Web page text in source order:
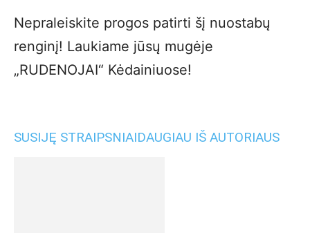
Nepraleiskite progos patirti šį nuostabų
renginį! Laukiame jūsų mugėje
„RUDENOJAI“ Kėdainiuose!
SUSIJĘ STRAIPSNIAIDAUGIAU IŠ AUTORIAUS